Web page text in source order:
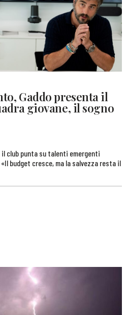
Gaddo presenta il
giovane, il sogno
club punta su talenti emergenti
budget cresce, ma la salvezza resta il